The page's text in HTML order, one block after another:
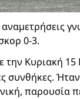
0-3.
Κυριακή
συνθήκες.
παρουσία